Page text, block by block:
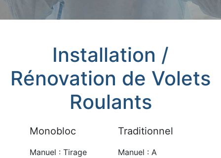
Installation /
Rénovation de Volets
Roulants
Monobloc
Manuel : Tirage
Traditionnel
Manuel : A